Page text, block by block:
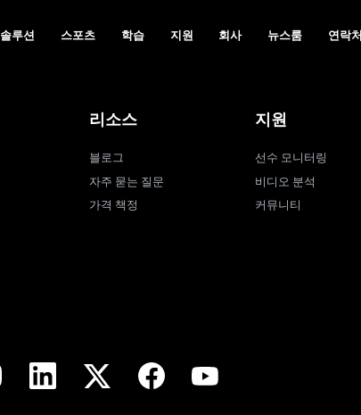
솔루션 스포츠 학습 지원 회사 뉴스룸 연락처
리소스
블로그
자주 묻는 질문
가격 책정
지원
선수 모니터링
비디오 분석
커뮤니티